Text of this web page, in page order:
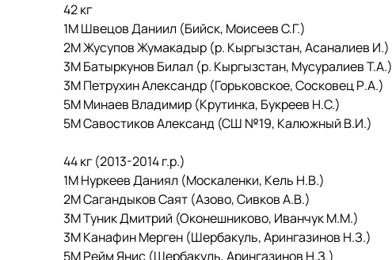
42 кг
1М Швецов Даниил (Бийск, Моисеев С.Г.)
2М Жусупов Жумакадыр (р. Кыргызстан, Асаналиев И.)
3М Батыркунов Билал (р. Кыргызстан, Мусуралиев Т.А.)
3М Петрухин Александр (Горьковское, Сосковец Р.А.)
5М Минаев Владимир (Крутинка, Букреев Н.С.)
5М Савостиков Александ (СШ №19, Калюжный В.И.)
44 кг (2013-2014 г.р.)
1М Нуркеев Даниял (Москаленки, Кель Н.В.)
2М Сагандыков Саят (Азово, Сивков А.В.)
3М Туник Дмитрий (Оконешниково, Иванчук М.М.)
3М Канафин Мерген (Шербакуль, Арингазинов Н.З.)
5М Рейм Янис (Шербакуль, Арингазинов Н.З.)